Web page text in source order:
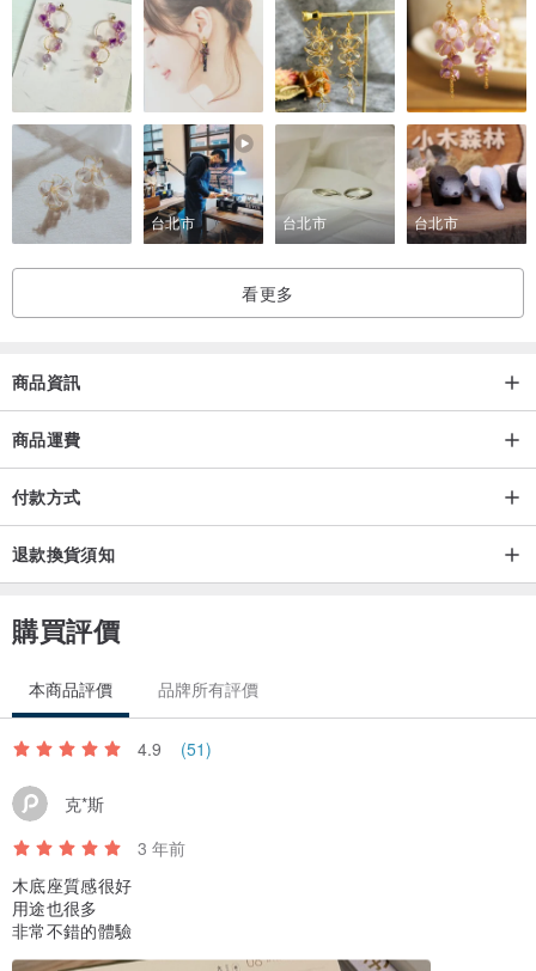
園藝景觀、民族植物等原生樹種，如：大頭茶、金新木薑子、烏來杜
鵑、流蘇、楊梅、臺灣海棗、三星果藤、毛柿、臺灣山芙蓉、臺灣海
桐、無患子、野牡丹⋯⋯等，以更貼近生活的視野，期待觸及和喚起
人與樹木的共感記憶。
限量週曆手札，新年的植感風景
林務局於 2022 年推出臺灣原生樹木曆宣導品，廣受民眾熱切之詢
問，為延續推廣臺灣原生樹種的初心，今年特別規劃 2023 年改版週
曆，延續 100 棵臺灣原生樹木，並改以「週」為單位，不僅延長欣賞
「植物插畫圖鑑」的時間，加深對樹木的認識，「可撕」與「可書
寫」的雙重設計，更為日常帶來多元的植感相伴，將同步在（日期時
間），限量發行，預購通路包含：國家書店、五南文化廣場與日光山
一週一科樹｜
以「樹種科別」為軸線，每週認識一科別樹種，了解科別特色、欣賞
花果葉的姿態、傾聽植物隨筆。
台北市 台北市 台北市
看更多
商品資訊
商品運費
付款方式
退款換貨須知
購買評價
本商品評價 品牌所有評價
4.9 (51)
克*斯
3 年前
木底座質感很好
用途也很多
非常不錯的體驗